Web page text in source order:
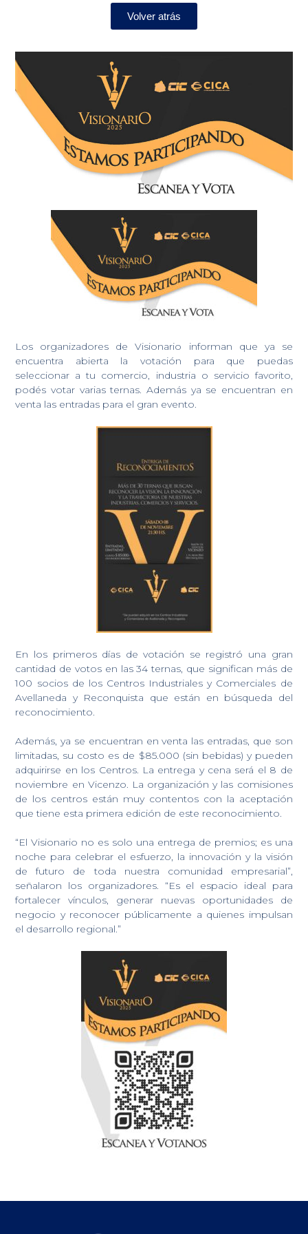
Volver atrás
Los organizadores de Visionario informan que ya se
encuentra abierta la votación para que puedas
seleccionar a tu comercio, industria o servicio favorito,
podés votar varias ternas. Además ya se encuentran en
venta las entradas para el gran evento.
En los primeros días de votación se registró una gran
cantidad de votos en las 34 ternas, que significan más de
100 socios de los Centros Industriales y Comerciales de
Avellaneda y Reconquista que están en búsqueda del
reconocimiento.
Además, ya se encuentran en venta las entradas, que son
limitadas, su costo es de $85.000 (sin bebidas) y pueden
adquirirse en los Centros. La entrega y cena será el 8 de
noviembre en Vicenzo. La organización y las comisiones
de los centros están muy contentos con la aceptación
que tiene esta primera edición de este reconocimiento.
“El Visionario no es solo una entrega de premios; es una
noche para celebrar el esfuerzo, la innovación y la visión
de futuro de toda nuestra comunidad empresarial”,
señalaron los organizadores. “Es el espacio ideal para
fortalecer vínculos, generar nuevas oportunidades de
negocio y reconocer públicamente a quienes impulsan
el desarrollo regional.”